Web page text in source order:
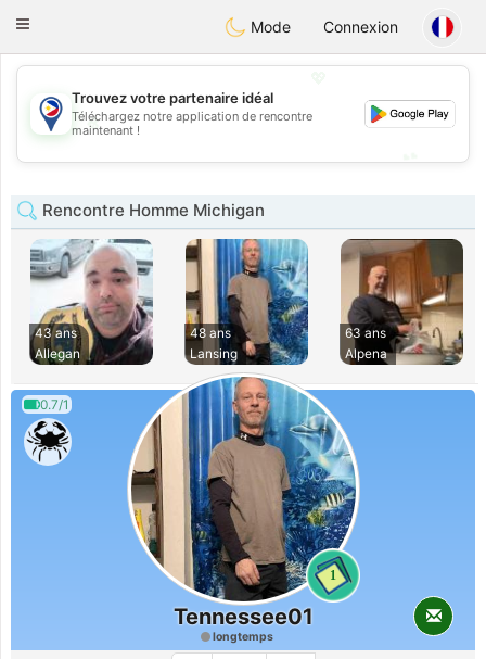
PhilippinesChat
Toggle
Mode Connexion
💖
💕
Trouvez votre partenaire idéal
Téléchargez notre application de rencontre
maintenant !
Rencontre Homme Michigan
43 ans
Allegan
48 ans
Lansing
63 ans
Alpena
0.7/1
1
Tennessee01
longtemps